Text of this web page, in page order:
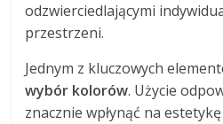
odzwierciedlającymi
przestrzeni.
Jednym z kluczowych
wybór kolorów. Użycie
znacznie wpłynąć na